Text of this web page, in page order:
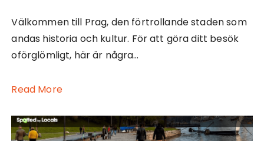
Välkommen till Prag, den förtrollande staden som
andas historia och kultur. För att göra ditt besök
oförglömligt, här är några…
Read More